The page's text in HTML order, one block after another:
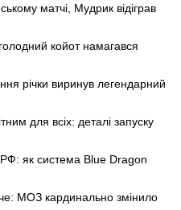
матчі, Мудрик відіграв
койот намагався
річки виринув легендарний
для всіх: деталі запуску
як система Blue Dragon
МОЗ кардинально змінило